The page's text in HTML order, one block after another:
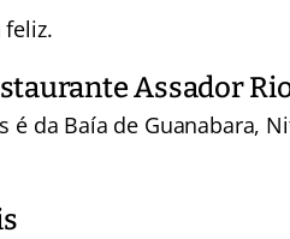
feliz.
Assador
é da Baía de Guanabara,